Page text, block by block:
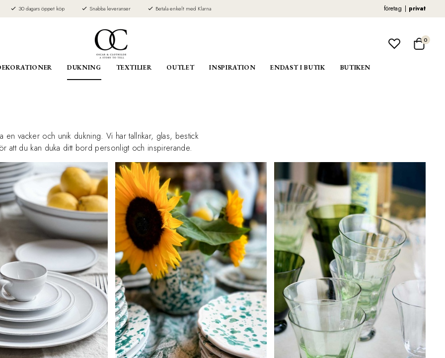
företag privat
30 dagars öppet köp Snabba leveranser Betala enkelt med Klarna
0
DUKNING TEXTILIER OUTLET INSPIRATION ENDAST I BUTIK BUTIKEN
vacker och unik dukning. Vi har tallrikar, glas, bestick
att du kan duka ditt bord personligt och inspirerande.